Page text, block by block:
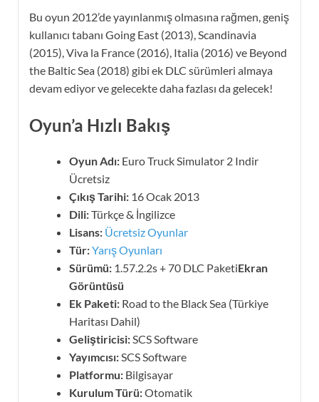
Bu oyun 2012’de yayınlanmış olmasına rağmen, geniş
kullanıcı tabanı Going East (2013), Scandinavia
(2015), Viva la France (2016), Italia (2016) ve Beyond
the Baltic Sea (2018) gibi ek DLC sürümleri almaya
devam ediyor ve gelecekte daha fazlası da gelecek!
Oyun’a Hızlı Bakış
Oyun Adı: Euro Truck Simulator 2 Indir
Ücretsiz
Çıkış Tarihi: 16 Ocak 2013
Dili:Türkçe & İngilizce
Lisans: Ücretsiz Oyunlar
Tür:Yarış Oyunları
Sürümü: 1.57.2.2s + 70 DLC PaketiEkran
Görüntüsü
Ek Paketi: Road to the Black Sea (Türkiye
Haritası Dahil)
Geliştiricisi:SCS Software
Yayımcısı:SCS Software
Platformu: Bilgisayar
Kurulum Türü:Otomatik